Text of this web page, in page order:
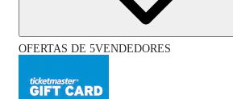
OFERTAS DE 5VENDEDORES